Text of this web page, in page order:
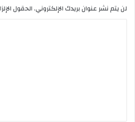
لن يتم نشر عنوان بريدك الإلكتروني.الحقول